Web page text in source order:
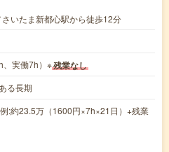
いたま新都心駅から徒歩12分
、実働7h）※残業なし
る長期
:約23.5万（1600円×7h×21日）+残業